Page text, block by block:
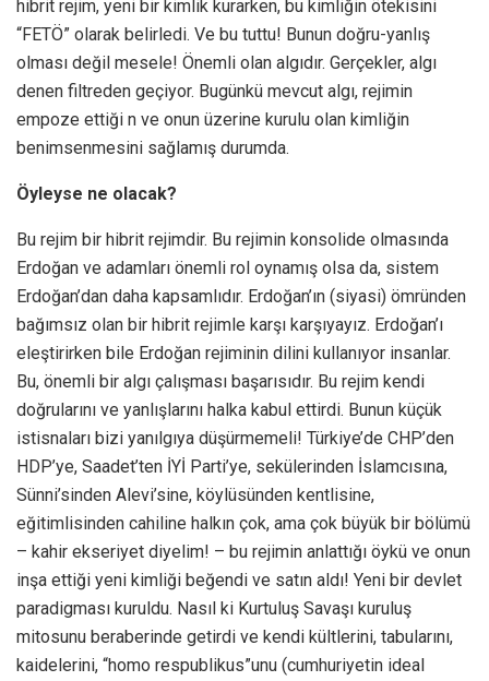
hibrit rejim, yeni bir kimlik kurarken, bu kimliğin ötekisini
“FETÖ” olarak belirledi. Ve bu tuttu! Bunun doğru-yanlış
olması değil mesele! Önemli olan algıdır. Gerçekler, algı
denen filtreden geçiyor. Bugünkü mevcut algı, rejimin
empoze ettiği n ve onun üzerine kurulu olan kimliğin
benimsenmesini sağlamış durumda.
Öyleyse ne olacak?
Bu rejim bir hibrit rejimdir. Bu rejimin konsolide olmasında
Erdoğan ve adamları önemli rol oynamış olsa da, sistem
Erdoğan’dan daha kapsamlıdır. Erdoğan’ın (siyasi) ömründen
bağımsız olan bir hibrit rejimle karşı karşıyayız. Erdoğan’ı
eleştirirken bile Erdoğan rejiminin dilini kullanıyor insanlar.
Bu, önemli bir algı çalışması başarısıdır. Bu rejim kendi
doğrularını ve yanlışlarını halka kabul ettirdi. Bunun küçük
istisnaları bizi yanılgıya düşürmemeli! Türkiye’de CHP’den
HDP’ye, Saadet’ten İYİ Parti’ye, sekülerinden İslamcısına,
Sünni’sinden Alevi’sine, köylüsünden kentlisine,
eğitimlisinden cahiline halkın çok, ama çok büyük bir bölümü
– kahir ekseriyet diyelim! – bu rejimin anlattığı öykü ve onun
inşa ettiği yeni kimliği beğendi ve satın aldı! Yeni bir devlet
paradigması kuruldu. Nasıl ki Kurtuluş Savaşı kuruluş
mitosunu beraberinde getirdi ve kendi kültlerini, tabularını,
kaidelerini, “homo respublikus”unu (cumhuriyetin ideal